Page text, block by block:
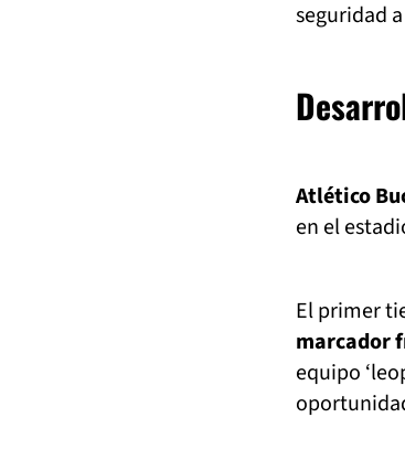
seguridad
Atlético
en el
El primer
marcador
equipo